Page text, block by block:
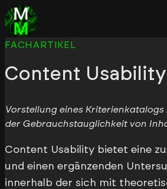
FACHARTIKEL
Content Usability
Vorstellung eines
der Gebrauchstauglichkeit von
Content Usability bietet eine
und einen ergänzenden
innerhalb der sich mit